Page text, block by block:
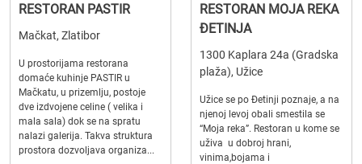
RESTORAN PASTIR
Mačkat, Zlatibor
U prostorijama restorana
domaće kuhinje PASTIR u
Mačkatu, u prizemlju, postoje
dve izdvojene celine ( velika i
mala sala) dok se na spratu
nalazi galerija. Takva struktura
prostora dozvoljava organiza...
RESTORAN MOJA REKA
ĐETINJA
1300 Kaplara 24a (Gradska
plaža), Užice
Užice se po Đetinji poznaje, a na
njenoj levoj obali smestila se
“Moja reka”. Restoran u kome se
uživa u dobroj hrani,
vinima,bojama i